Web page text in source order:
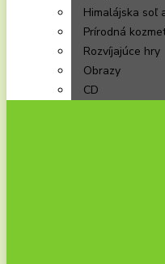
Himalájska soľ
Prírodná
Rozvíjajúce hry
Obrazy
CD